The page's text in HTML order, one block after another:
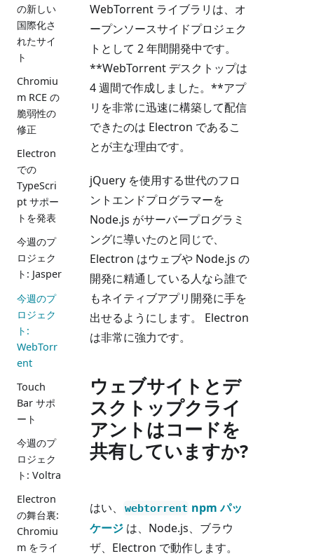
の新しい
国際化さ
れたサイ
ト
Chromiu
m RCE の
脆弱性の
修正
Electron
での
TypeScri
pt サポー
トを発表
今週のプ
ロジェク
ト: Jasper
今週のプ
ロジェク
ト:
WebTorr
ent
Touch
Bar サポ
ート
今週のプ
ロジェク
ト: Voltra
Electron
の舞台裏:
Chromiu
m をライ
WebTorrent ライブラリは、オ
ープンソースサイドプロジェク
トとして 2 年間開発中です。
**WebTorrent デスクトップは
4 週間で作成しました。**アプ
リを非常に迅速に構築して配信
できたのは Electron であるこ
とが主な理由です。
jQuery を使用する世代のフロ
ントエンドプログラマーを
Node.js がサーバープログラミ
ングに導いたのと同じで、
Electron はウェブや Node.js の
開発に精通している人なら誰で
もネイティブアプリ開発に手を
出せるようにします。 Electron
は非常に強力です。
ウェブサイトとデ
スクトップクライ
アントはコードを
共有していますか?
はい、 webtorrent npm パッ
ケージ は、Node.js、ブラウ
ザ、Electron で動作します。